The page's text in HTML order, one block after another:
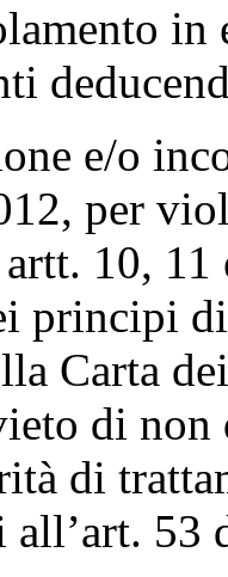
in
e/o
per
10,
principi
Carta
di
di
53